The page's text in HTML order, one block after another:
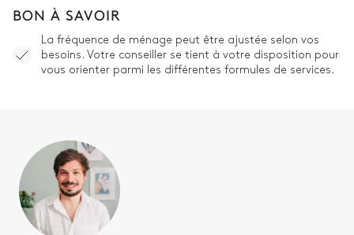
BON À SAVOIR
La fréquence de ménage peut être ajustée selon vos
besoins. Votre conseiller se tient à votre disposition pour
vous orienter parmi les différentes formules de services.